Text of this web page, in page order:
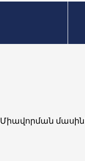
Միավորման մասին